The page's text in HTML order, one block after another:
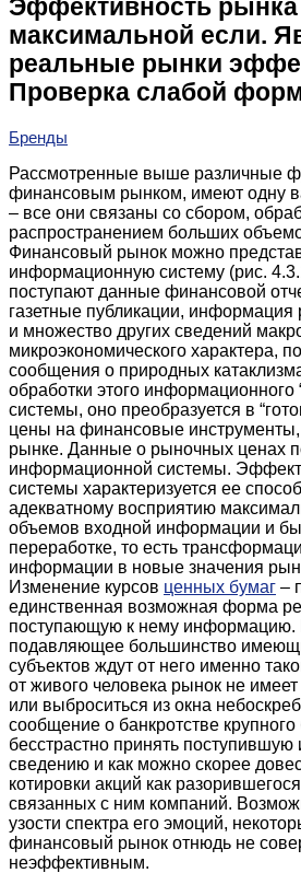
Эффективность рынка
максимальной если.
реальные рынки
Проверка слабой
Бренды
Рассмотренные выше различные
финансовым рынком, имеют одну
– все они связаны со сбором,
распространением больших
Финансовый рынок можно
информационную систему (рис.
поступают данные финансовой
газетные публикации, информация
и множество других сведений
микроэкономического характера,
сообщения о природных
обработки этого информационного
системы, оно преобразуется в
цены на финансовые
рынке. Данные о рыночных ценах
информационной системы.
системы характеризуется ее
адекватному восприятию
объемов входной информации и
переработке, то есть
информации в новые значения
Изменение курсов ценных бумаг –
единственная возможная форма
поступающую к нему информацию.
подавляющее большинство
субъектов ждут от него именно
от живого человека рынок не имеет
или выброситься из окна
сообщение о банкротстве
бесстрастно принять
сведению и как можно скорее
котировки акций как
связанных с ним компаний.
узости спектра его эмоций,
финансовый рынок отнюдь не
неэффективным.